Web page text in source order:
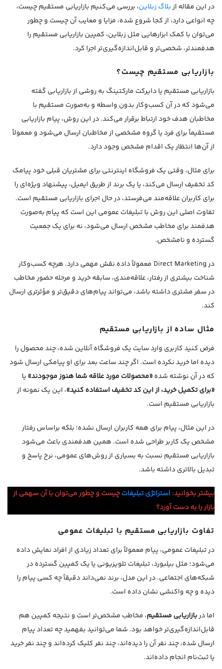
در این مقاله ازبلاگ زبلاین، بررسی می‌کنیم بازاریابی مستقیم چیست،
چه انواعی دارد، از کجا شروع شده، مزایا و معایب آن چیست و چطور
می‌توان با کمک ابزارهایی مثل زبلاین، کمپین بازاریابی مستقیم را
هدفمندتر، شخصی‌تر و قابل‌اندازه‌گیری‌تر اجرا کرد.
بازاریابی مستقیم چیست؟
بازاریابی مستقیم یا دایرکت مارکتینگ به روشی از بازاریابی گفته
می‌شود که در آن کسب‌وکار بدون واسطه و به‌صورت مستقیم با
مخاطبان هدف خود ارتباط برقرار می‌کند. در این روش، پیام بازاریابی
مستقیماً برای فرد یا گروه مشخصی از مخاطبان ارسال می‌شود و معمولاً
از آن‌ها انتظار یک اقدام مشخص وجود دارد.
برای مثال، وقتی یک فروشگاه اینترنتی برای مشتریان قبلی خود پیامک
کد تخفیف ارسال می‌کند، یا یک برند از طریق ایمیل، پیشنهاد ویژه‌ای را
برای کاربران علاقه‌مند می‌فرستد، در حال اجرای بازاریابی مستقیم است.
تفاوت اصلی این روش با تبلیغات عمومی این است که پیام به‌صورت
هدفمند برای مخاطب مشخص ارسال می‌شود، نه برای یک جمعیت
گسترده و نامشخص.
در Direct Marketing معمولاً داده نقش مهمی دارد. هرچه کسب‌وکار
شناخت بیشتری از رفتار، علاقه‌مندی، سابقه خرید و مرحله حضور مخاطب
در سفر مشتری داشته باشد، می‌تواند پیام‌های دقیق‌تر و مؤثرتری ارسال
کند.
مثال ساده از بازاریابی مستقیم
فرض کنید کاربری وارد سایت یک فروشگاه آنلاین شده، چند محصول را
دیده اما خرید نکرده است. اگر چند ساعت بعد برای او پیامکی ارسال شود
که در آن نوشته شده«محصولات مورد علاقه شما هنوز موجودند» یا
«برای تکمیل خرید، از این کد تخفیف استفاده کنید»، این یک نمونه از
بازاریابی مستقیم است.
در این مثال، پیام برای همه کاربران ارسال نشده؛ بلکه براساس رفتار
مشخص یک کاربر طراحی شده است. همین هدفمندی باعث می‌شود
بازاریابی مستقیم نسبت به بسیاری از روش‌های عمومی، نرخ پاسخ و
تبدیل بالاتری داشته باشد.
بیشتر بخوانید: استراتژی تبلیغاتچیست و چطور می‌توان با آن سهمی از
بازار را به دست آورد؟
تفاوت بازاریابی مستقیم با تبلیغات عمومی
در تبلیغات عمومی، پیام معمولاً برای تعداد زیادی از افراد نمایش داده
می‌شود؛ مثل بیلبورد، تبلیغات تلویزیونی یا یک کمپین گسترده در
شبکه‌های اجتماعی. در این مدل، برند نمی‌داند دقیقاً چه کسی پیام را
دیده و چه واکنشی نشان داده است.
اما دربازاریابی مستقیم، مخاطب مشخص‌تر است و نتیجه کمپین هم
قابل‌اندازه‌گیری‌تر خواهد بود. شما می‌توانید بفهمید چه تعداد پیام
ارسال شده، چند نفر آن را دیده‌اند، چند نفر کلیک کرده‌اند و چند نفر خرید
یا ثبت‌نام انجام داده‌اند.